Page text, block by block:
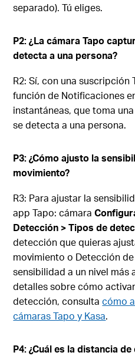
separado). Tú eliges.
P2: ¿La cámara Tapo
detecta a una persona?
R2: Sí, con una suscripción
función de Notificaciones
instantáneas, que toma
se detecta a una persona.
P3: ¿Cómo ajusto la
movimiento?
R3: Para ajustar la
app Tapo: cámara
Detección > Tipos de
detección que quieras
movimiento o Detección
sensibilidad a un nivel más
detalles sobre cómo
detección, consultacómo
cámaras Tapo y Kasa.
P4: ¿Cuál es la distancia